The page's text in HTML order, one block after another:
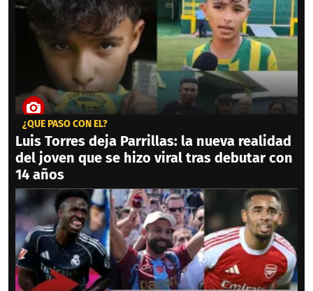
¿QUÉ PASÓ CON ÉL?
Luis Torres deja Parrillas: la nueva realidad
del joven que se hizo viral tras debutar con
14 años